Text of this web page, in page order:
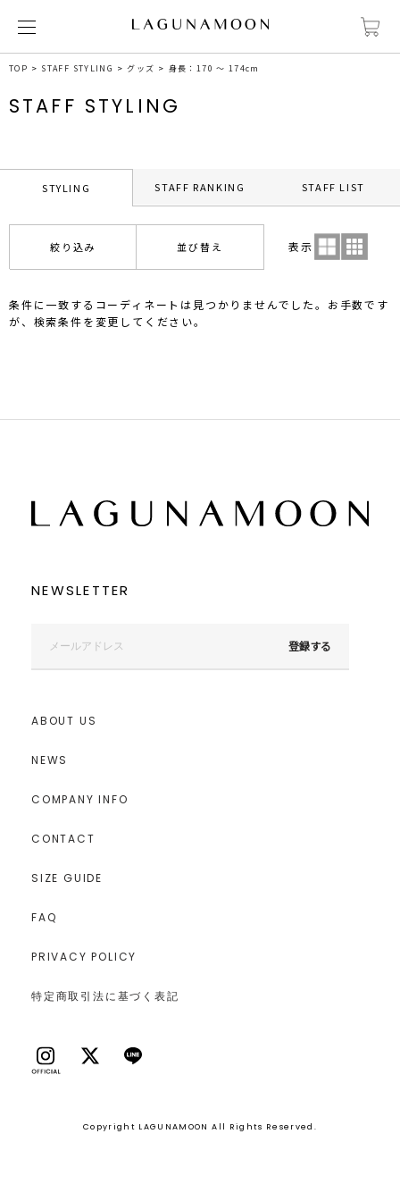
TOP STAFF STYLING グッズ 身長：170 ～ 174cm
STAFF STYLING
STYLING STAFF RANKING STAFF LIST
絞り込み 並び替え 表示
条件に一致するコーディネートは見つかりませんでした。お手数です
が、検索条件を変更してください。
NEWSLETTER
登録する
ABOUT US
NEWS
COMPANY INFO
CONTACT
SIZE GUIDE
FAQ
PRIVACY POLICY
特定商取引法に基づく表記
Copyright LAGUNAMOON All Rights Reserved.